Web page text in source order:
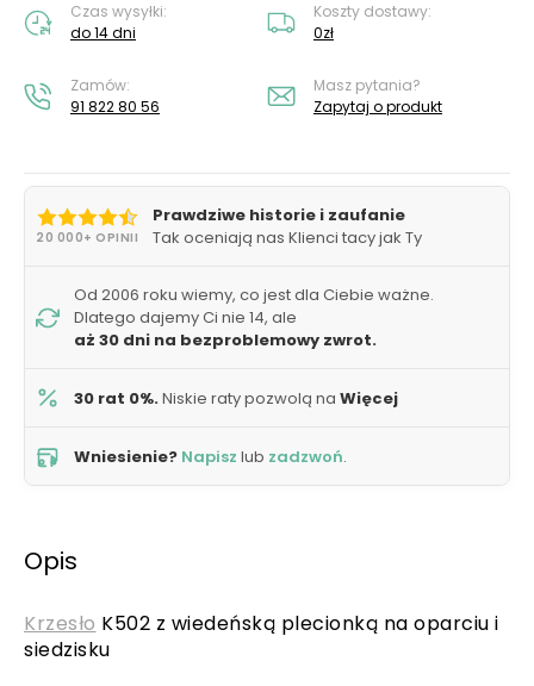
Czas wysyłki:
do 14 dni
Koszty dostawy:
0zł
Zamów:
91 822 80 56
Masz pytania?
Zapytaj o produkt
20 000+ OPINII
Prawdziwe historie i zaufanie
Tak oceniają nas Klienci tacy jak Ty
Od 2006 roku wiemy, co jest dla Ciebie ważne.
Dlatego dajemy Ci nie 14, ale
aż 30 dni na bezproblemowy zwrot.
30 rat 0%.Niskie raty pozwolą na Więcej
Wniesienie? Napisz lub zadzwoń.
Opis
Krzesło K502 z wiedeńską plecionką na oparciu i
siedzisku